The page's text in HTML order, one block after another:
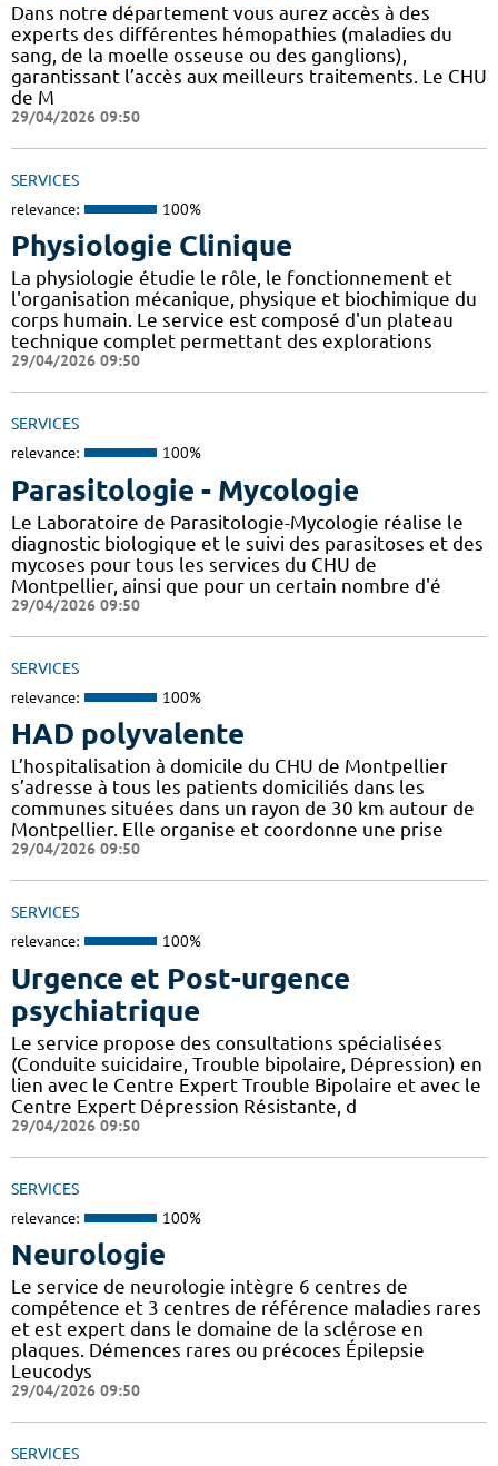
Dans notre département vous aurez accès à des
experts des différentes hémopathies (maladies du
sang, de la moelle osseuse ou des ganglions),
garantissant l’accès aux meilleurs traitements. Le CHU
de M
29/04/2026 09:50
SERVICES
relevance: 100%
Physiologie Clinique
La physiologie étudie le rôle, le fonctionnement et
l'organisation mécanique, physique et biochimique du
corps humain. Le service est composé d'un plateau
technique complet permettant des explorations
29/04/2026 09:50
SERVICES
relevance: 100%
Parasitologie - Mycologie
Le Laboratoire de Parasitologie-Mycologie réalise le
diagnostic biologique et le suivi des parasitoses et des
mycoses pour tous les services du CHU de
Montpellier, ainsi que pour un certain nombre d'é
29/04/2026 09:50
SERVICES
relevance: 100%
HAD polyvalente
L’hospitalisation à domicile du CHU de Montpellier
s’adresse à tous les patients domiciliés dans les
communes situées dans un rayon de 30 km autour de
Montpellier. Elle organise et coordonne une prise
29/04/2026 09:50
SERVICES
relevance: 100%
Urgence et Post-urgence
psychiatrique
Le service propose des consultations spécialisées
(Conduite suicidaire, Trouble bipolaire, Dépression) en
lien avec le Centre Expert Trouble Bipolaire et avec le
Centre Expert Dépression Résistante, d
29/04/2026 09:50
SERVICES
relevance: 100%
Neurologie
Le service de neurologie intègre 6 centres de
compétence et 3 centres de référence maladies rares
et est expert dans le domaine de la sclérose en
plaques. Démences rares ou précoces Épilepsie
Leucodys
29/04/2026 09:50
SERVICES